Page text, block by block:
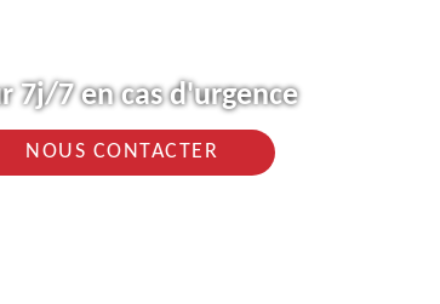
7j/7 en cas d'urgence
NOUS CONTACTER